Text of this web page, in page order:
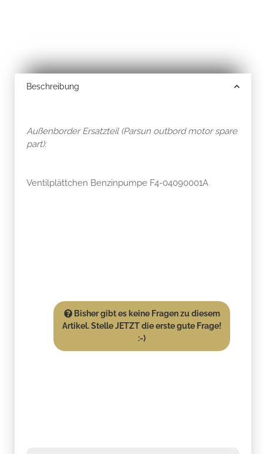
Beschreibung
Außenborder Ersatzteil (Parsun outbord motor spare
part):
Ventilplättchen Benzinpumpe F4-04090001A
Bisher gibt es keine Fragen zu diesem
Artikel. Stelle JETZT die erste gute Frage!
:-)